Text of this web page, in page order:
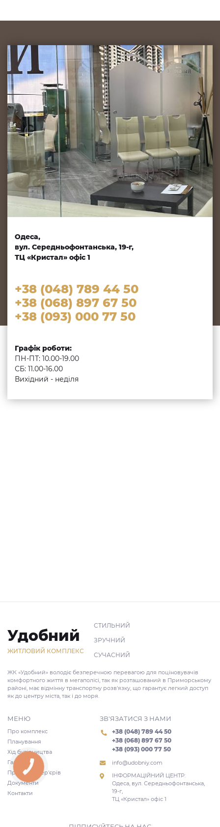
Одеса,
вул. Середньофонтанська, 19-г,
ТЦ «Кристал» офіс 1
+38 (048) 789 44 50
+38 (068) 897 67 50
+38 (093) 000 77 50
Графік роботи:
ПН-ПТ: 10.00-19.00
СБ: 11.00-16.00
Вихідний - неділя
Удобний
ЖИТЛОВИЙ КОМПЛЕКС
СТИЛЬНИЙ
ЗРУЧНИЙ
СУЧАСНИЙ
ЖК «Удобний» володіє безперечною перевагою для поціновувачів
комфортного життя в мегаполісі, так як розташований в Приморському
районі, має відмінну транспортну розв'язку, що гарантує легкий доступ
як до центру міста, так і до моря.
МЕНЮ
Про комплекс
Планування
Хід будівництва
Галерея
Проекти інтер'єрів
Документи
Контакти
ЗВ'ЯЗАТИСЯ З НАМИ
+38 (048) 789 44 50
+38 (068) 897 67 50
+38 (093) 000 77 50
info@udobniy.com
ІНФОРМАЦІЙНИЙ ЦЕНТР:
Одеса, вул. Середньофонтанська,
19-г,
ТЦ «Кристал» офіс 1
КНОПКА
ЗВ'ЯЗКУ